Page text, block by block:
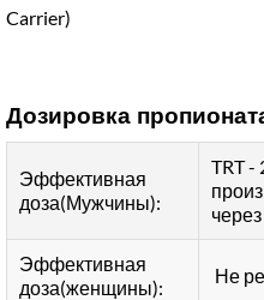
Carrier)
Дозировка
Эффективная
доза(Мужчины):
TRT -
Эффективная
доза(женщины):
Не